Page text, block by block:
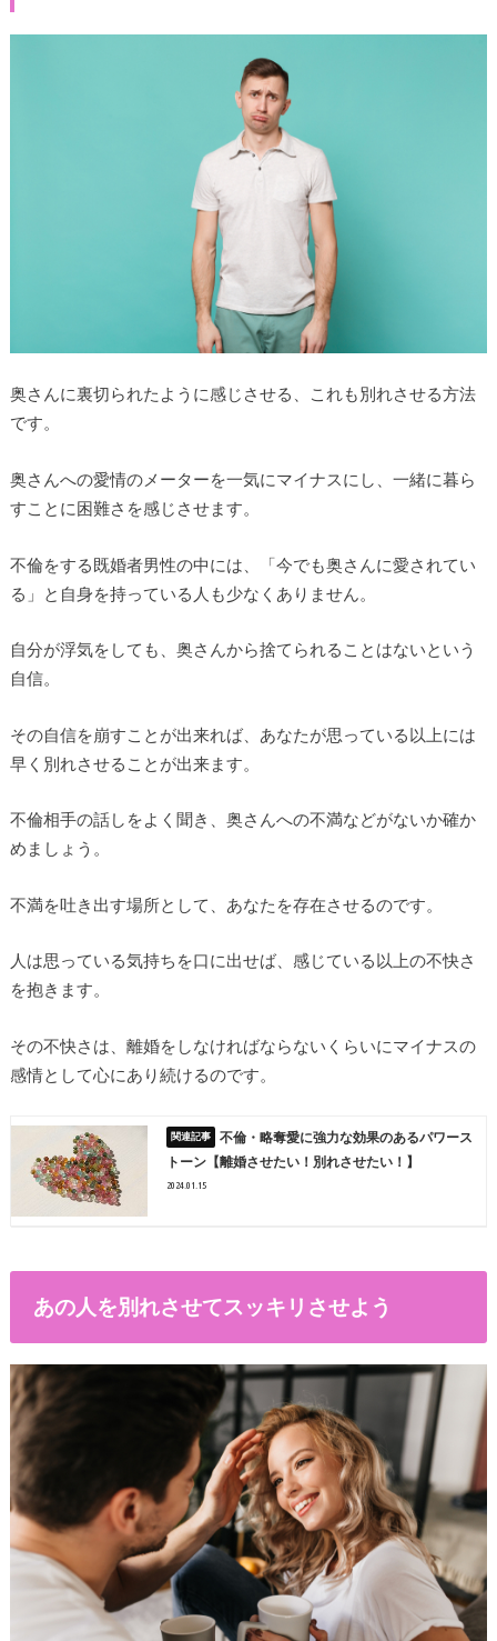
奥さんに裏切られたように感じさせる、これも別れさせる方法
です。
奥さんへの愛情のメーターを一気にマイナスにし、一緒に暮ら
すことに困難さを感じさせます。
不倫をする既婚者男性の中には、「今でも奥さんに愛されてい
る」と自身を持っている人も少なくありません。
自分が浮気をしても、奥さんから捨てられることはないという
自信。
その自信を崩すことが出来れば、あなたが思っている以上には
早く別れさせることが出来ます。
不倫相手の話しをよく聞き、奥さんへの不満などがないか確か
めましょう。
不満を吐き出す場所として、あなたを存在させるのです。
人は思っている気持ちを口に出せば、感じている以上の不快さ
を抱きます。
その不快さは、離婚をしなければならないくらいにマイナスの
感情として心にあり続けるのです。
不倫・略奪愛に強力な効果のあるパワース
トーン【離婚させたい！別れさせたい！】
2024.01.15
あの人を別れさせてスッキリさせよう